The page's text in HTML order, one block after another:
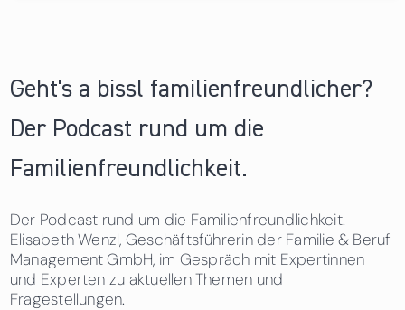
Geht's a bissl familienfreundlicher?
Der Podcast rund um die
Familienfreundlichkeit.
Der Podcast rund um die Familienfreundlichkeit.
Elisabeth Wenzl, Geschäftsführerin der Familie & Beruf
Management GmbH, im Gespräch mit Expertinnen
und Experten zu aktuellen Themen und
Fragestellungen.